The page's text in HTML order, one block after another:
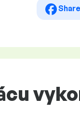
Share